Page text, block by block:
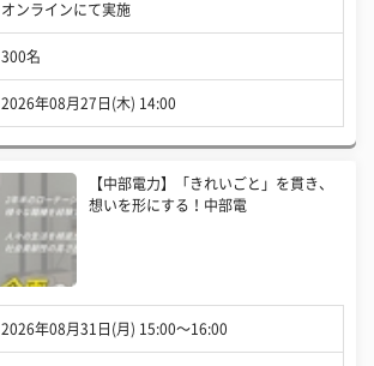
オンラインにて実施
300名
2026年08月27日(木) 14:00
【中部電力】「きれいごと」を貫き、
想いを形にする！中部電
2026年08月31日(月) 15:00〜16:00